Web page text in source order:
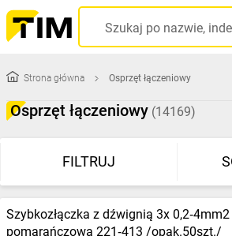
Strona główna Osprzęt łączeniowy
Osprzęt łączeniowy (14169)
FILTRUJ
Szybkozłączka z dźwignią 3x
pomarańczowa 221‑413 /opak.50szt./